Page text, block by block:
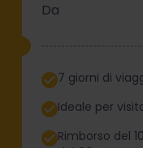
Da
7 giorni di
Ideale per
Rimborso del